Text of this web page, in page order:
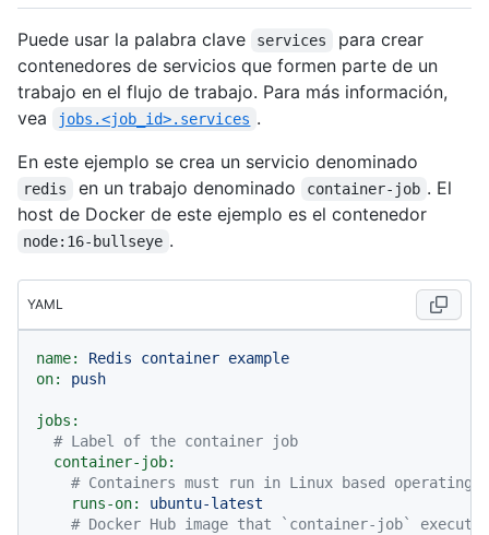
Puede usar la palabra clave services
para crear
contenedores de servicios que formen parte de un
trabajo en el flujo de trabajo. Para más información,
vea
jobs.<job_id>.services .
En este ejemplo se crea un servicio denominado
redis en un trabajo denominado container-job . El
host de Docker de este ejemplo es el contenedor
node:16-bullseye .
YAML
name: Redis container example
on:
push
jobs:
# Label of the container job
container-job:
# Containers must run in Linux based operating
runs-on:
ubuntu-latest
# Docker Hub image that `container-job`